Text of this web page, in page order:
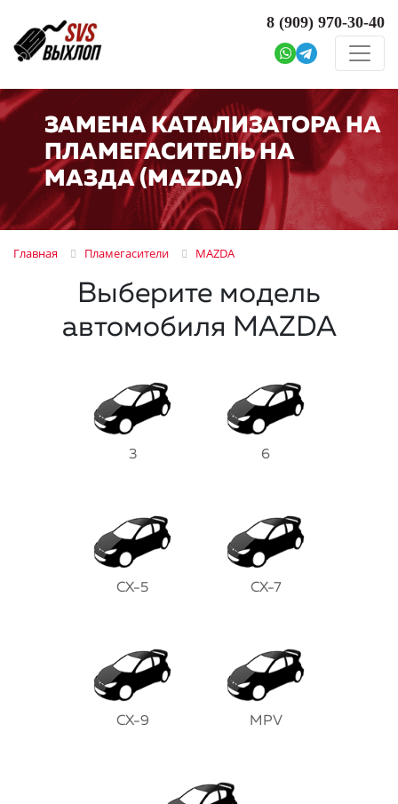
8 (909) 970-30-40
ЗАМЕНА КАТАЛИЗАТОРА НА
ПЛАМЕГАСИТЕЛЬ НА
МАЗДА (MAZDA)
Главная Пламегасители MAZDA
Выберите модель
автомобиля MAZDA
3 6
CX-5 CX-7
CX-9 MPV